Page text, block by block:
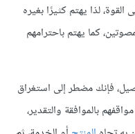
لذا يهتم كثيرًا بغيره
كما يهتم باحترامهم
فإنك مضطر إلى استغراق
بالموافقة والتقدير،